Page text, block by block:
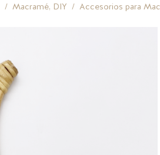
Macramé, DIY Accesorios para